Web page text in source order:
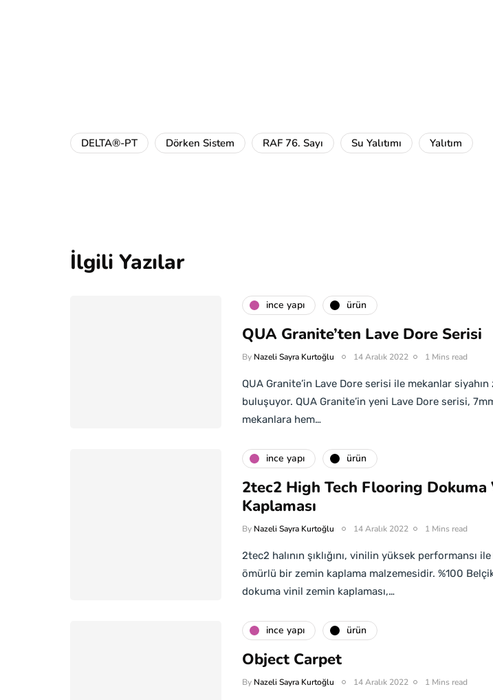
DELTA®-PT Dörken Sistem RAF 76. Sayı Su Yalıtımı Yalıtım
İlgili Yazılar
i̇nce yapı ürün
QUA Granite’ten Lave Dore Serisi
By Nazeli Sayra Kurtoğlu 14 Aralık 2022 1 Mins read
QUA Granite’in Lave Dore serisi ile mekanlar
buluşuyor. QUA Granite’in yeni Lave Dore serisi,
mekanlara hem…
i̇nce yapı ürün
2tec2 High Tech Flooring
Kaplaması
By Nazeli Sayra Kurtoğlu 14 Aralık 2022 1 Mins read
2tec2 halının şıklığını, vinilin yüksek performansı
ömürlü bir zemin kaplama malzemesidir. %100
dokuma vinil zemin kaplaması,…
i̇nce yapı ürün
Object Carpet
By Nazeli Sayra Kurtoğlu 14 Aralık 2022 1 Mins read